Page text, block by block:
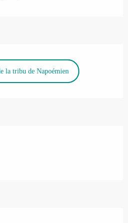
la tribu de Napoémien